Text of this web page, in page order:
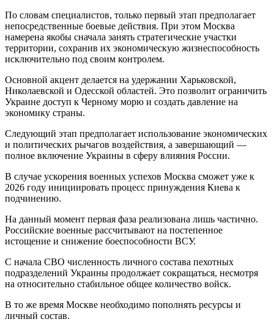
По словам специалистов, только первый этап предполагает
непосредственные боевые действия. При этом Москва
намерена якобы сначала занять стратегические участки
территории, сохранив их экономическую жизнеспособность
исключительно под своим контролем.
Основной акцент делается на удержании Харьковской,
Николаевской и Одесской областей. Это позволит ограничить
Украине доступ к Черному морю и создать давление на
экономику страны.
Следующий этап предполагает использование экономических
и политических рычагов воздействия, а завершающий —
полное включение Украины в сферу влияния России.
В случае ускорения военных успехов Москва сможет уже к
2026 году инициировать процесс принуждения Киева к
подчинению.
На данный момент первая фаза реализована лишь частично.
Российские военные рассчитывают на постепенное
истощение и снижение боеспособности ВСУ.
С начала СВО численность личного состава пехотных
подразделений Украины продолжает сокращаться, несмотря
на относительно стабильное общее количество войск.
В то же время Москве необходимо пополнять ресурсы и
личный состав.